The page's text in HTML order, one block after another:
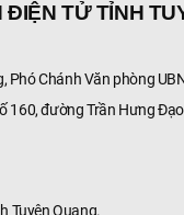
ĐIỆN TỬ TỈNH
Phó Chánh Văn phòng
160, đường Trần Hưng
Tuyên Quang.